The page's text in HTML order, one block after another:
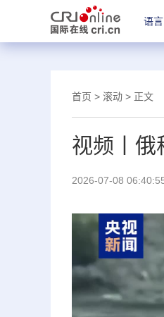
语言
首页 > 滚动 > 正文
视频丨俄
2026-07-08